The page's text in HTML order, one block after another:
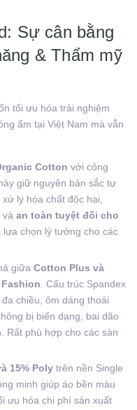
Sự cân bằng
& Thẩm mỹ
tối ưu hóa trải nghiệm
ẩm tại Việt Nam mà vẫn
Cotton với công
giữ nguyên bản sắc tự
lý hóa chất độc hại,
và an toàn tuyệt đối cho
lựa chọn lý tưởng cho các
giữa Cotton Plus và
. Cấu trúc Spandex
chiều, ôm dáng thoải
bị biến dạng, bai dão
Rất phù hợp cho các sản
15% Poly trên nền Single
minh giúp áo bền màu
ưu hóa chi phí sản xuất